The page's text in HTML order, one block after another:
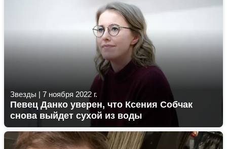
Звезды | 7 ноября 2022 г.
Певец Данко уверен, что Ксения Собчак
снова выйдет сухой из воды